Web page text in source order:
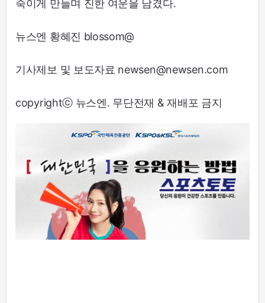
죽이게 만들며 진한 여운을 남겼다.
뉴스엔 황혜진 blossom@
기사제보 및 보도자료 newsen@newsen.com
copyrightⓒ 뉴스엔. 무단전재 & 재배포 금지